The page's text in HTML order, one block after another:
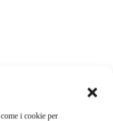
i cookie per
svela data e prime